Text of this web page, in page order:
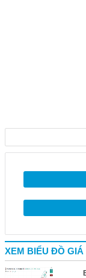
XEM BIỂU ĐỒ GIÁ